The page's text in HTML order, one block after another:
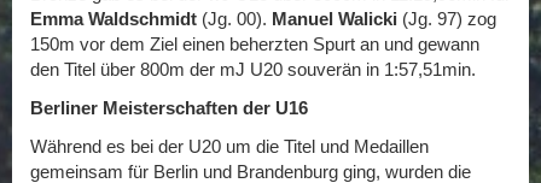
Emma Waldschmidt (Jg. 00). Manuel Walicki (Jg. 97) zog
150m vor dem Ziel einen beherzten Spurt an und gewann
den Titel über 800m der mJ U20 souverän in 1:57,51min.
Berliner Meisterschaften der U16
Während es bei der U20 um die Titel und Medaillen
gemeinsam für Berlin und Brandenburg ging, wurden die